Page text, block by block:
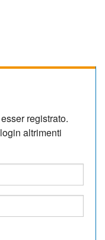
registrato.
altrimenti